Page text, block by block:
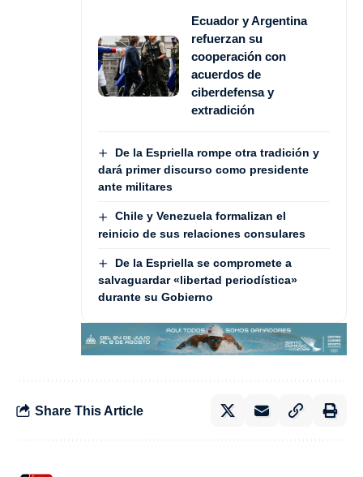
Ecuador y Argentina
refuerzan su
cooperación con
acuerdos de
ciberdefensa y
extradición
De la Espriella rompe otra tradición y
dará primer discurso como presidente
ante militares
Chile y Venezuela formalizan el
reinicio de sus relaciones consulares
De la Espriella se compromete a
salvaguardar «libertad periodística»
durante su Gobierno
Share This Article